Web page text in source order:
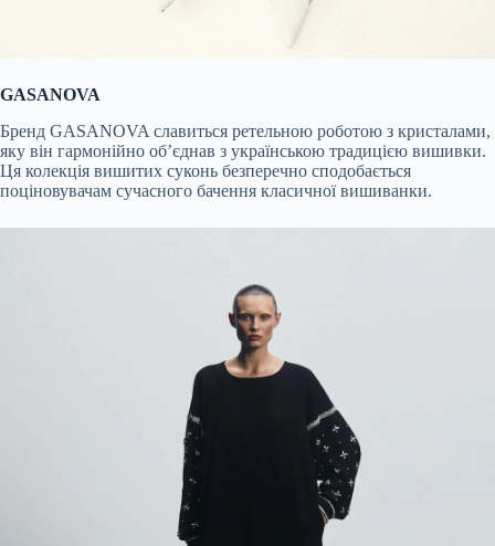
GASANOVA
Бренд GASANOVA славиться ретельною роботою з кристалами,
яку він гармонійно об’єднав з українською традицією вишивки.
Ця колекція вишитих суконь безперечно сподобається
поціновувачам сучасного бачення класичної вишиванки.